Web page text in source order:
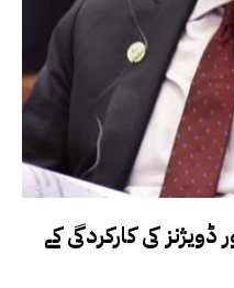
ڈویژنز کی کارکردگی کے